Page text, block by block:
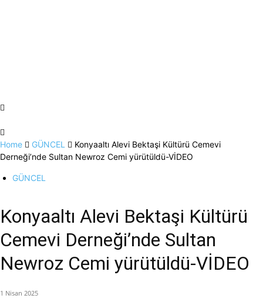
Home GÜNCEL
Konyaaltı Alevi Bektaşi Kültürü Cemevi
Derneği’nde Sultan Newroz Cemi yürütüldü-VİDEO
GÜNCEL
Konyaaltı Alevi Bektaşi Kültürü
Cemevi Derneği’nde Sultan
Newroz Cemi yürütüldü-VİDEO
1 Nisan 2025